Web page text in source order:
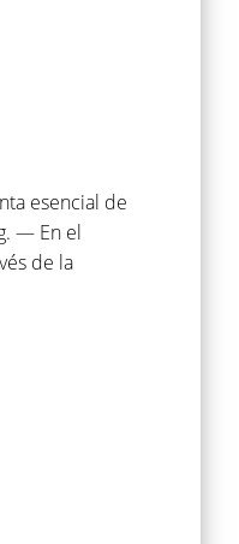
esencial de
— En el
de la